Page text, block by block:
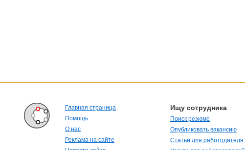
Главная страница
Помощь
О нас
Реклама на сайте
Ищу сотрудника
Поиск резюме
Опубликовать вакансию
Статьи для работодателя